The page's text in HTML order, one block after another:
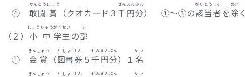
④ 敢
かん
闘
とう
賞
しょう
（クオカード３ 千円分
ぜんえんぶん
） ①～③の該
がい
当
とう
者
しゃ
を除
のぞ
く
（２） 小中
しょうちゅう
学生
がくせい
の部
ぶ
① 金賞
きんしょう
（図書券
としょけん
５千円分
せんえんぶん
）１ 名
めい
ぎんしょう としょけん ぜんえんぶん めい